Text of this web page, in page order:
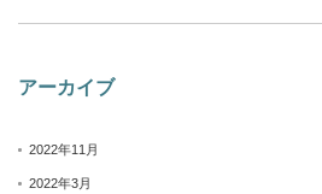
アーカイブ
2022年11月
2022年3月